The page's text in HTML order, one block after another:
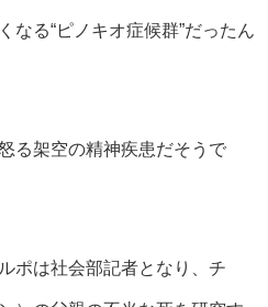
なる“ピノキオ症候群”だったん
る架空の精神疾患だそうで
ポは社会部記者となり、チ